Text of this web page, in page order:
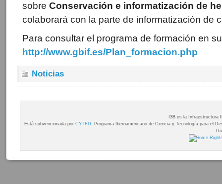
sobre Conservación e informatización de
colaborará con la parte de informatización de
Para consultar el programa de formación en
http://www.gbif.es/Plan_formacion.php
Noticias
I3B es la Infraestructura
Está subvencionada por CYTED, Programa Iberoamericano de Ciencia y Tecnología para el